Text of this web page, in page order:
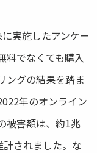
実施したアンケー
料でなくても購入
ングの結果を踏ま
年のオンライン
被害額は、約1兆
されました。な